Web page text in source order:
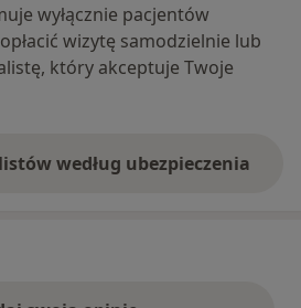
wyłącznie pacjentów
wizytę samodzielnie lub
który akceptuje Twoje
według ubezpieczenia